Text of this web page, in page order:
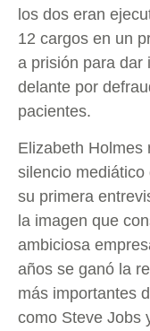
los dos eran
12 cargos en un
a prisión para dar
delante por
pacientes.
Elizabeth Holmes
silencio
su primera
la imagen que
ambiciosa
años se ganó la
más importantes
como Steve Jobs